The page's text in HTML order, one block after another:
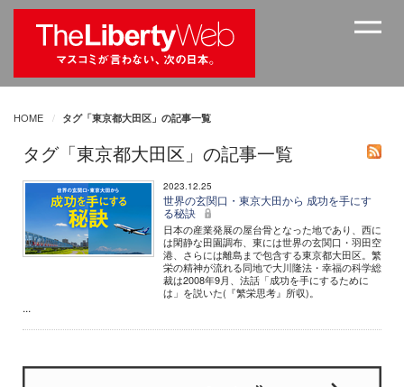
HOME タグ「東京都大田区」の記事一覧
タグ「東京都大田区」の記事一覧
2023.12.25
世界の玄関口・東京大田から 成功を手にす
る秘訣
日本の産業発展の屋台骨となった地であり、西に
は閑静な田園調布、東には世界の玄関口・羽田空
港、さらには離島まで包含する東京都大田区。繁
栄の精神が流れる同地で大川隆法・幸福の科学総
裁は2008年9月、法話「成功を手にするために
は」を説いた(『繁栄思考』所収)。
...